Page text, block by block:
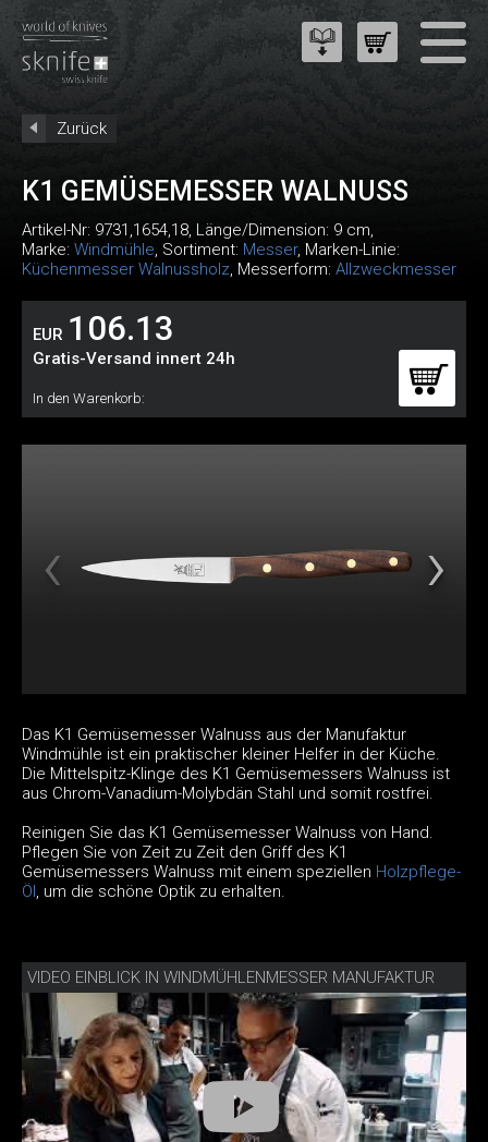
Zurück
K1 GEMÜSEMESSER WALNUSS
Artikel-Nr: 9731,1654,18, Länge/Dimension: 9 cm,
Marke: Windmühle, Sortiment: Messer, Marken-Linie:
Küchenmesser Walnussholz, Messerform: Allzweckmesser
EUR 106.13
Gratis-Versand innert 24h
In den Warenkorb:
Das K1 Gemüsemesser Walnuss aus der Manufaktur
Windmühle ist ein praktischer kleiner Helfer in der Küche.
Die Mittelspitz-Klinge des K1 Gemüsemessers Walnuss ist
aus Chrom-Vanadium-Molybdän Stahl und somit rostfrei.
Reinigen Sie das K1 Gemüsemesser Walnuss von Hand.
Pflegen Sie von Zeit zu Zeit den Griff des K1
Gemüsemessers Walnuss mit einem speziellen Holzpflege-
Öl, um die schöne Optik zu erhalten.
VIDEO EINBLICK IN WINDMÜHLENMESSER MANUFAKTUR